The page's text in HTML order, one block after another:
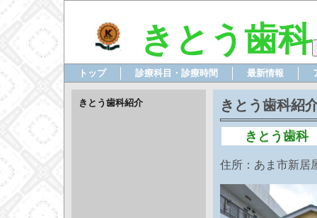
きとう歯科
トップ 診療科目・診療時間 最新情報
きとう歯科紹介 きとう歯科紹
きとう歯科
住所：あま市